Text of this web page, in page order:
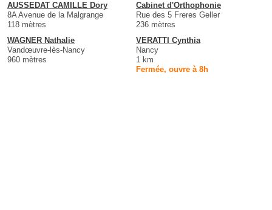
AUSSEDAT CAMILLE Dory
8A Avenue de la Malgrange
118 mètres
Cabinet d'Orthophonie
Rue des 5 Freres Geller
236 mètres
WAGNER Nathalie
Vandœuvre-lès-Nancy
960 mètres
VERATTI Cynthia
Nancy
1 km
Fermée, ouvre à 8h